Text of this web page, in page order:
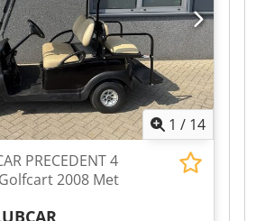
10 Max. totale belasting: 500
per vak: 50 kg Wielen: PA met
Ø125 x 40 mm
2 stuks Nettogewicht: 102 kg
Brutogewicht: 107 kg
1800 x 325 x 300
1 / 14
PRECEDENT 4
2008 Met